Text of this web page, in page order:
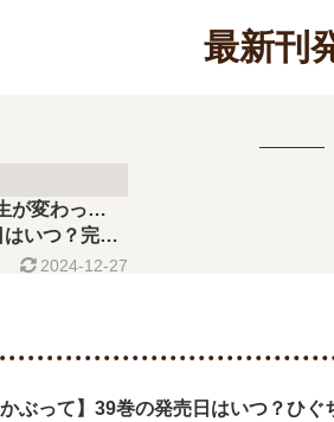
最新刊
が変わっ…
はいつ？完結
2024-12-27
かぶって】39巻の発売日はいつ？ひ